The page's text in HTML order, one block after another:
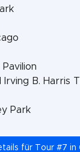
Irving B. Harris
Park
für Tour #7 in